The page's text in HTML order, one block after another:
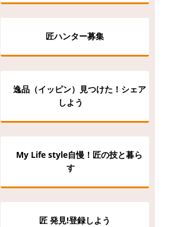
匠ハンター募集
逸品（イッピン）見つけた！シェア
しよう
My Life style自慢！匠の技と暮ら
す
匠 発見!登録しよう